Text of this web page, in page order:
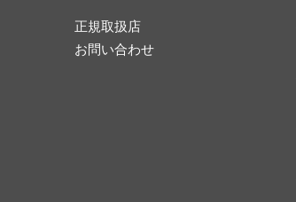
正規取扱店
お問い合わせ